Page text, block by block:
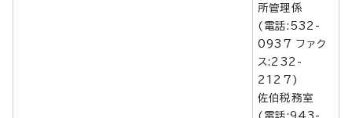
所管理係
(電話:532-
0937 ファク
ス:232-
2127)
佐伯税務室
(電話:943-